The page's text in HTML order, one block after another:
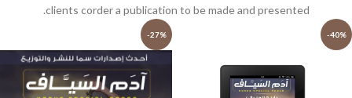
clients corder a publication to be made and presented.
-40%
-27%